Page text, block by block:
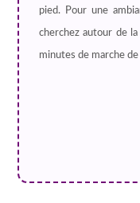
pied. Pour une
cherchez autour de
minutes de marche